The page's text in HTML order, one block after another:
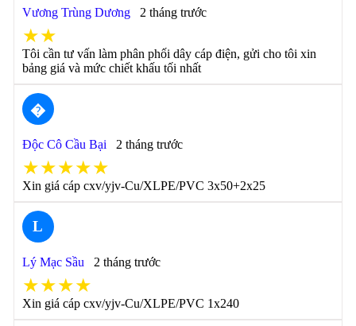
Vương Trùng Dương 2 tháng trước
★★
Tôi cần tư vấn làm phân phối dây cáp điện, gửi cho tôi xin
bảng giá và mức chiết khấu tối nhất
�
Độc Cô Cầu Bại 2 tháng trước
★★★★★
Xin giá cáp cxv/yjv-Cu/XLPE/PVC 3x50+2x25
L
Lý Mạc Sầu 2 tháng trước
★★★★
Xin giá cáp cxv/yjv-Cu/XLPE/PVC 1x240